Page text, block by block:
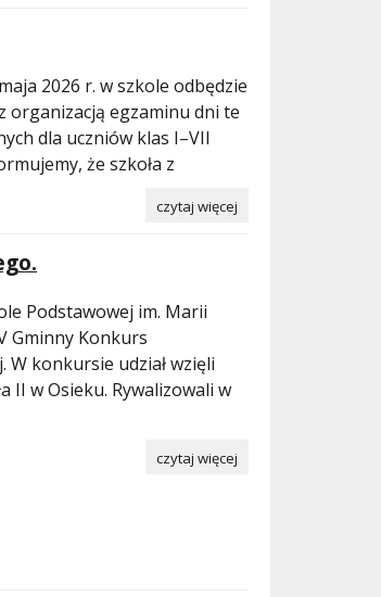
2026 r. w szkole odbędzie
organizacją egzaminu dni te
dla uczniów klas I–VII
że szkoła z
czytaj więcej
Podstawowej im. Marii
Gminny Konkurs
konkursie udział wzięli
II w Osieku. Rywalizowali w
czytaj więcej